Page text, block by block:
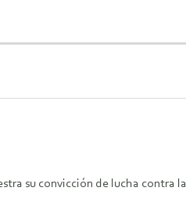
su convicción de lucha